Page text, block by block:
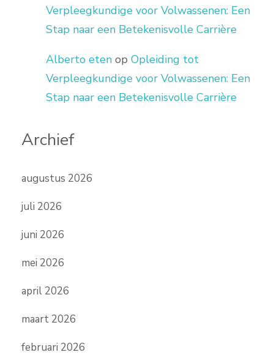
Verpleegkundige voor Volwassenen: Een
Stap naar een Betekenisvolle Carrière
Alberto eten op Opleiding tot
Verpleegkundige voor Volwassenen: Een
Stap naar een Betekenisvolle Carrière
Archief
augustus 2026
juli 2026
juni 2026
mei 2026
april 2026
maart 2026
februari 2026